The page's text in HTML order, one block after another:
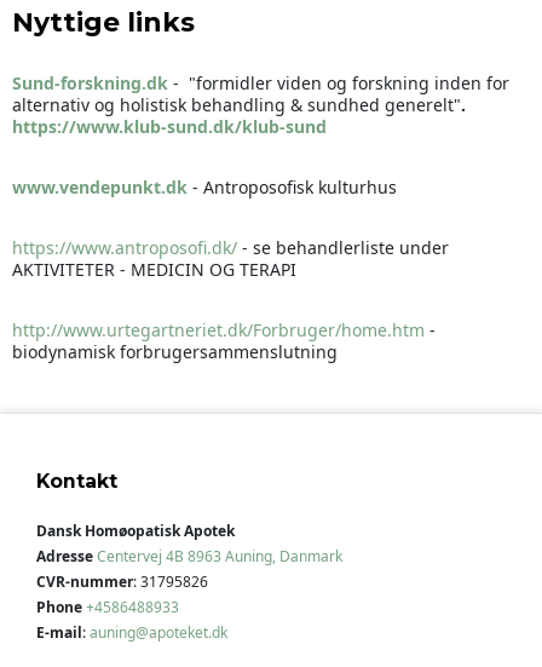
Nyttige links
Sund-forskning.dk - "formidler viden og forskning inden for
alternativ og holistisk behandling & sundhed generelt".
https://www.klub-sund.dk/klub-sund
www.vendepunkt.dk - Antroposofisk kulturhus
https://www.antroposofi.dk/ - se behandlerliste under
AKTIVITETER - MEDICIN OG TERAPI
http://www.urtegartneriet.dk/Forbruger/home.htm -
biodynamisk forbrugersammenslutning
Kontakt
Dansk Homøopatisk Apotek
AdresseCentervej 4B 8963 Auning, Danmark
CVR-nummer:31795826
Phone+4586488933
E-mail:auning@apoteket.dk